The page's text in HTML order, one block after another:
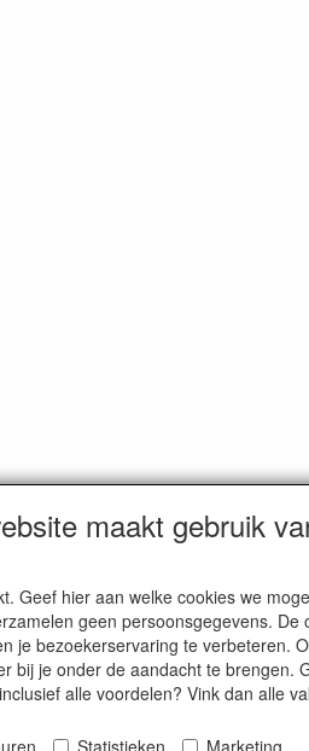
maakt gebruik
Geef hier aan welke cookies we
geen persoonsgegevens. De
je bezoekerservaring te verbeteren.
bij je onder de aandacht te brengen.
alle voordelen? Vink dan alle
Statistieken Marketing